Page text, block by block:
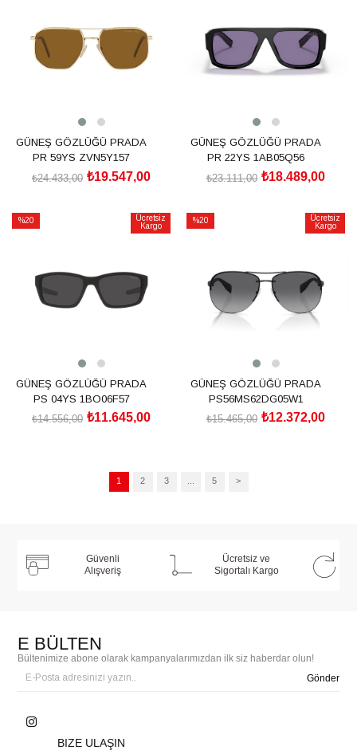
GÜNEŞ GÖZLÜĞÜ PRADA
PR 59YS ZVN5Y157
₺19.547,00
₺24.433,00
GÜNEŞ GÖZLÜĞÜ PRADA
PR 22YS 1AB05Q56
₺18.489,00
₺23.111,00
%20
Ücretsiz
Kargo
GÜNEŞ GÖZLÜĞÜ PRADA
PS 04YS 1BO06F57
₺11.645,00
₺14.556,00
%20
Ücretsiz
Kargo
GÜNEŞ GÖZLÜĞÜ PRADA
PS56MS62DG05W1
₺12.372,00
₺15.465,00
1 2 3 5 >
Güvenli
Alışveriş
Ücretsiz ve
Sigortalı Kargo
E BÜLTEN
Bültenimize abone olarak kampanyalarımızdan ilk siz haberdar olun!
Gönder
BIZE ULAŞIN